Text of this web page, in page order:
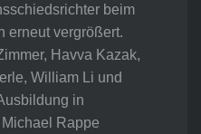
beim
erneut vergrößert.
Havva Kazak,
William Li und
in
Rappe